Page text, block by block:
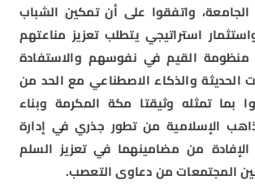
واتفقوا على أن تمكين الشباب
استراتيجي يتطلب تعزيز مناعتهم
منظومة القيم في نفوسهم والاستفادة
الحديثة والذكاء الاصطناعي مع الحد من
بما تمثله وثيقتا مكة المكرمة وبناء
الإسلامية من تطور جذري في إدارة
الإفادة من مضامينهما في تعزيز السلم
المجتمعات من دعاوى التعصب.